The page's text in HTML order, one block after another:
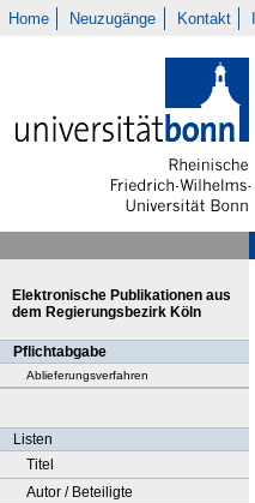
Home Neuzugänge Kontakt
Elektronische Publikationen aus
dem Regierungsbezirk Köln
Pflichtabgabe
Ablieferungsverfahren
Listen
Titel
Autor / Beteiligte